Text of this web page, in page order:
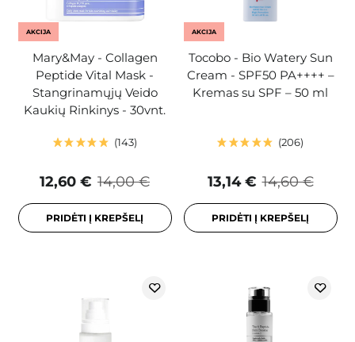
AKCIJA
Mary&May - Collagen
Peptide Vital Mask -
Stangrinamųjų Veido
Kaukių Rinkinys - 30vnt.
143
14,00 €
12,60 €
PRIDĖTI Į KREPŠELĮ
AKCIJA
Tocobo - Bio Watery Sun
Cream - SPF50 PA++++ –
Kremas su SPF – 50 ml
206
14,60 €
13,14 €
PRIDĖTI Į KREPŠELĮ